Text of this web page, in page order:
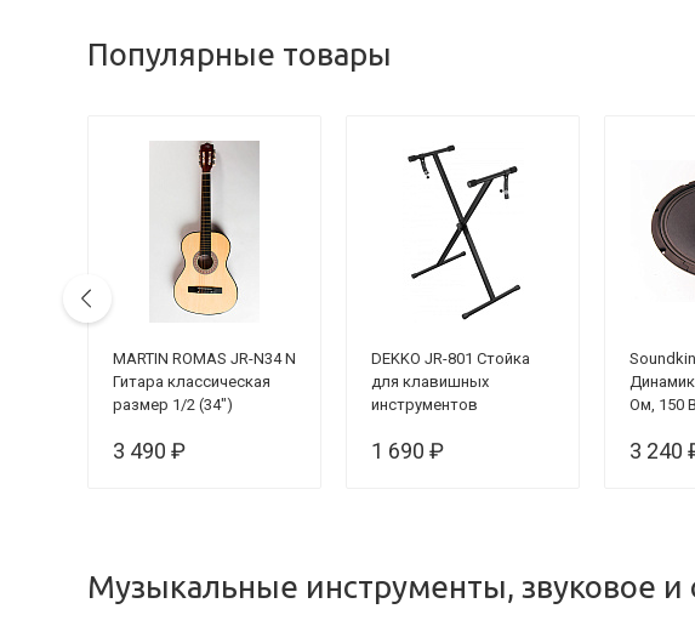
Популярные товары
MARTIN ROMAS JR-N34 N
Гитара классическая
размер 1/2 (34")
3 490 ₽
DEKKO JR-801 Стойка
для клавишных
инструментов
1 690 ₽
Ом, 150
3 240
Музыкальные инструменты, звуковое и